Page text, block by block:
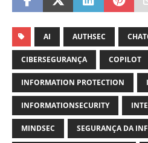
AI AUTHSEC
CIBERSEGURANÇA COPILOT
INFORMATION PROTECTION
INFORMATIONSECURITY
MINDSEC SEGURANÇA DA